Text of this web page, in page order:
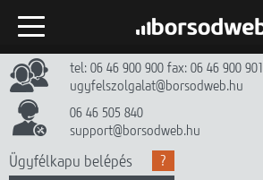
tel: 06 46 900 900 fax: 06 46 900 901
ugyfelszolgalat@borsodweb.hu
06 46 505 840
support@borsodweb.hu
?
Ügyfélkapu belépés
Kezdőlap
Internet
TV